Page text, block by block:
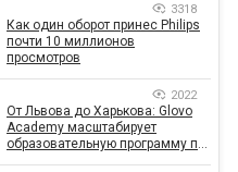
3318
Как один оборот принес Philips
почти 10 миллионов
просмотров
2022
От Львова до Харькова: Glovo
Academy масштабирует
образовательную программу по